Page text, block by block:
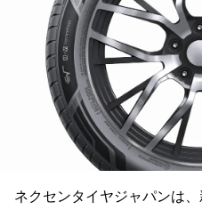
ネクセンタイヤジャパンは